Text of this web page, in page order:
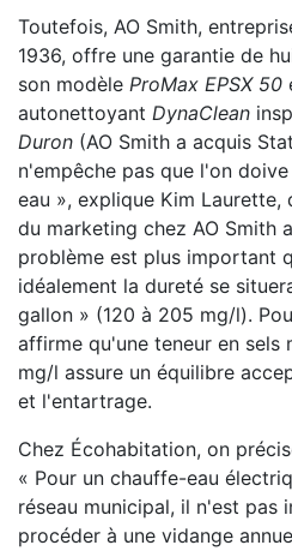
Toutefois, AO Smith,
1936, offre une garantie de
son modèle ProMax EPSX 50
autonettoyant DynaClean
Duron (AO Smith a acquis
n'empêche pas que l'on
eau », explique Kim
du marketing chez AO Smith
problème est plus important
idéalement la dureté se
gallon » (120 à 205 mg/l).
affirme qu'une teneur en sels
mg/l assure un équilibre
et l'entartrage.
Chez Écohabitation, on
« Pour un chauffe-eau
réseau municipal, il n'est pas
procéder à une vidange